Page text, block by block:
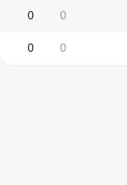
0
0
0
0